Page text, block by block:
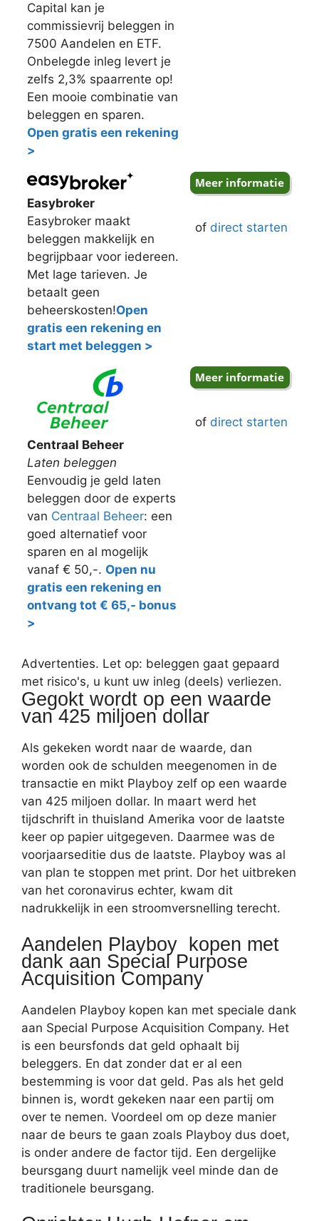
Capital kan je
commissievrij beleggen in
7500 Aandelen en ETF.
Onbelegde inleg levert je
zelfs 2,3% spaarrente op!
Een mooie combinatie van
beleggen en sparen.
Open gratis een rekening
>
Easybroker
Easybroker maakt
beleggen makkelijk en
begrijpbaar voor iedereen.
Met lage tarieven. Je
betaalt geen
beheerskosten!Open
gratis een rekening en
start met beleggen >
of direct starten
Centraal Beheer
Laten beleggen
Eenvoudig je geld laten
beleggen door de experts
van Centraal Beheer: een
goed alternatief voor
sparen en al mogelijk
vanaf € 50,-. Open nu
gratis een rekening en
ontvang tot € 65,- bonus
>
of direct starten
Advertenties. Let op: beleggen gaat gepaard
met risico's, u kunt uw inleg (deels) verliezen.
Gegokt wordt op een waarde
van 425 miljoen dollar
Als gekeken wordt naar de waarde, dan
worden ook de schulden meegenomen in de
transactie en mikt Playboy zelf op een waarde
van 425 miljoen dollar. In maart werd het
tijdschrift in thuisland Amerika voor de laatste
keer op papier uitgegeven. Daarmee was de
voorjaarseditie dus de laatste. Playboy was al
van plan te stoppen met print. Dor het uitbreken
van het coronavirus echter, kwam dit
nadrukkelijk in een stroomversnelling terecht.
Aandelen Playboy kopen met
dank aan Special Purpose
Acquisition Company
Aandelen Playboy kopen kan met speciale dank
aan Special Purpose Acquisition Company. Het
is een beursfonds dat geld ophaalt bij
beleggers. En dat zonder dat er al een
bestemming is voor dat geld. Pas als het geld
binnen is, wordt gekeken naar een partij om
over te nemen. Voordeel om op deze manier
naar de beurs te gaan zoals Playboy dus doet,
is onder andere de factor tijd. Een dergelijke
beursgang duurt namelijk veel minde dan de
traditionele beursgang.